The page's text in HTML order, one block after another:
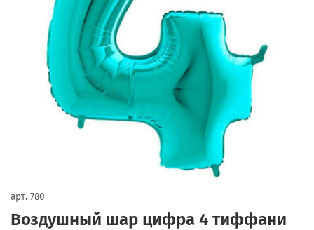
арт. 780
Воздушный шар цифра 4 тиффани